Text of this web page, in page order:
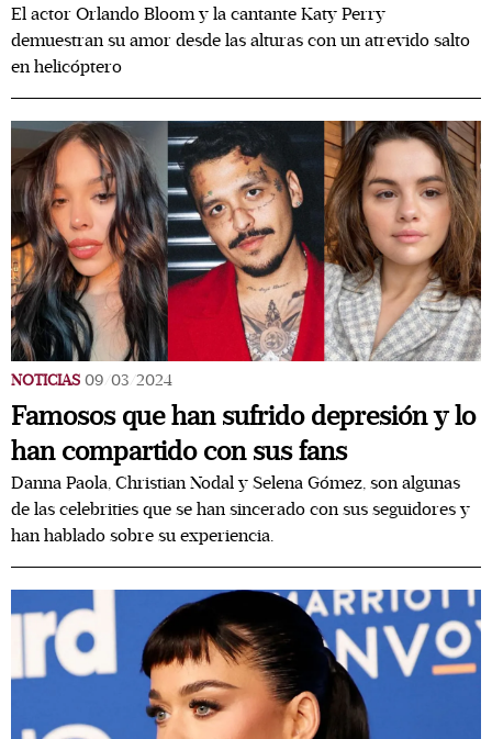
El actor Orlando Bloom y la cantante Katy Perry
demuestran su amor desde las alturas con un atrevido salto
en helicóptero
NOTICIAS 09/03/2024
Famosos que han sufrido depresión y lo
han compartido con sus fans
Danna Paola, Christian Nodal y Selena Gómez, son algunas
de las celebrities que se han sincerado con sus seguidores y
han hablado sobre su experiencia.